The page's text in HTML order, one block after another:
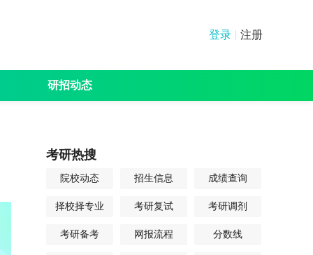
登录 注册
研招动态
分数线
考研热搜
院校动态 招生信息 成绩查询
择校择专业 考研复试 考研调剂
考研备考 网报流程 分数线